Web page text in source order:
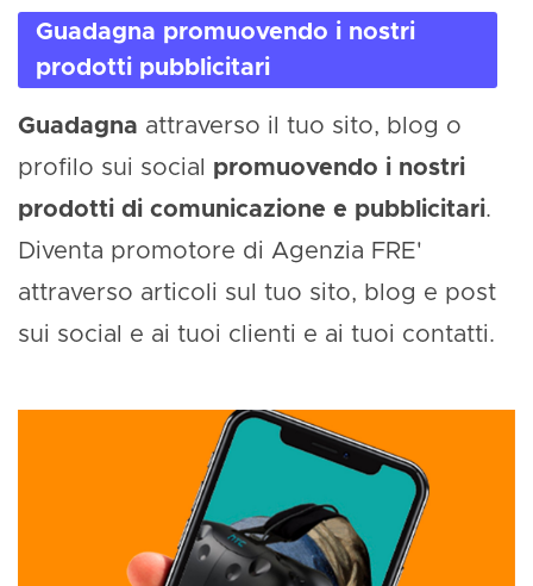
Guadagna promuovendo i nostri
prodotti pubblicitari
Guadagna attraverso il tuo sito, blog o
profilo sui social promuovendo i nostri
prodotti di comunicazione e pubblicitari.
Diventa promotore di Agenzia FRE'
attraverso articoli sul tuo sito, blog e post
sui social e ai tuoi clienti e ai tuoi contatti.